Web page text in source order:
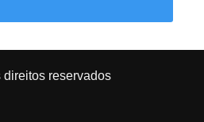
reservados